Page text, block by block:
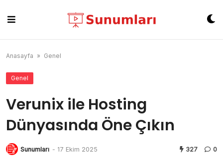
content
Anasayfa » Genel
Genel
Verunix ile Hosting
Dünyasında Öne Çıkın
Sunumları - 17 Ekim 2025 327 0